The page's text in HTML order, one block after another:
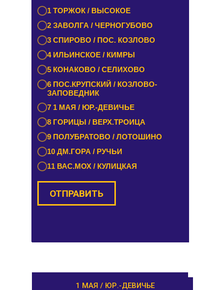
ЭММАУСС
2 ЛИХОСЛАВЛЬ / КАЛАШНИКОВО
3 ЕМЕЛЬЯНОВО / СТАРИЦА
4 ТУРГИНОВО / ЗАПОВЕДНИК
5 КАШИН / КАЛЯЗИН
6 РАМЕШКИ / НИКОЛЬСКОЕ
РАМЕШКИ / НИКОЛЬСКОЕ
1 МАЯ / ЮР.-ДЕВИЧЬЕ
1 ТОРЖОК / ВЫСОКОЕ
2 ЗАВОЛГА / ЧЕРНОГУБОВО
3 СПИРОВО / ПОС. КОЗЛОВО
4 ИЛЬИНСКОЕ / КИМРЫ
5 КОНАКОВО / СЕЛИХОВО
6 ПОС.КРУПСКИЙ / КОЗЛОВО-
ЗАПОВЕДНИК
7 1 МАЯ / ЮР.-ДЕВИЧЬЕ
8 ГОРИЦЫ / ВЕРХ.ТРОИЦА
9 ПОЛУБРАТОВО / ЛОТОШИНО
10 ДМ.ГОРА / РУЧЬИ
11 ВАС.МОХ / КУЛИЦКАЯ
ОТПРАВИТЬ